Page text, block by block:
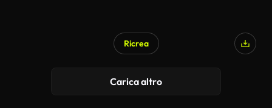
Ricrea
Carica altro